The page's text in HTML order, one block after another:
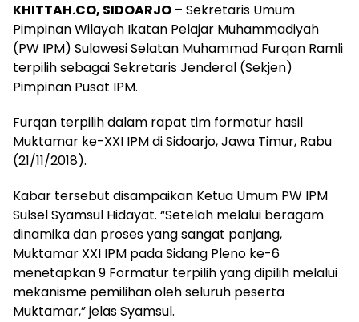
KHITTAH.CO, SIDOARJO – Sekretaris Umum
Pimpinan Wilayah Ikatan Pelajar Muhammadiyah
(PW IPM) Sulawesi Selatan Muhammad Furqan Ramli
terpilih sebagai Sekretaris Jenderal (Sekjen)
Pimpinan Pusat IPM.
Furqan terpilih dalam rapat tim formatur hasil
Muktamar ke-XXI IPM di Sidoarjo, Jawa Timur, Rabu
(21/11/2018).
Kabar tersebut disampaikan Ketua Umum PW IPM
Sulsel Syamsul Hidayat. “Setelah melalui beragam
dinamika dan proses yang sangat panjang,
Muktamar XXI IPM pada Sidang Pleno ke-6
menetapkan 9 Formatur terpilih yang dipilih melalui
mekanisme pemilihan oleh seluruh peserta
Muktamar,” jelas Syamsul.